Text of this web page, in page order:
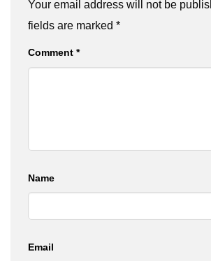
Your email address will not be
fields are marked *
Comment *
Name
Email